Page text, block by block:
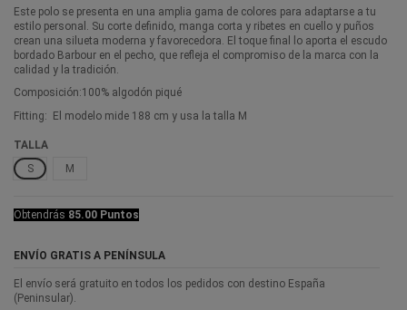
Este polo se presenta en una amplia gama de colores para adaptarse a tu
estilo personal. Su corte definido, manga corta y ribetes en cuello y puños
crean una silueta moderna y favorecedora. El toque final lo aporta el escudo
bordado Barbour en el pecho, que refleja el compromiso de la marca con la
calidad y la tradición.
Composición:100% algodón piqué
Fitting: El modelo mide 188 cm y usa la talla M
TALLA
S
M
Obtendrás 85.00 Puntos
ENVÍO GRATIS A PENÍNSULA
El envío será gratuito en todos los pedidos con destino España
(Peninsular).